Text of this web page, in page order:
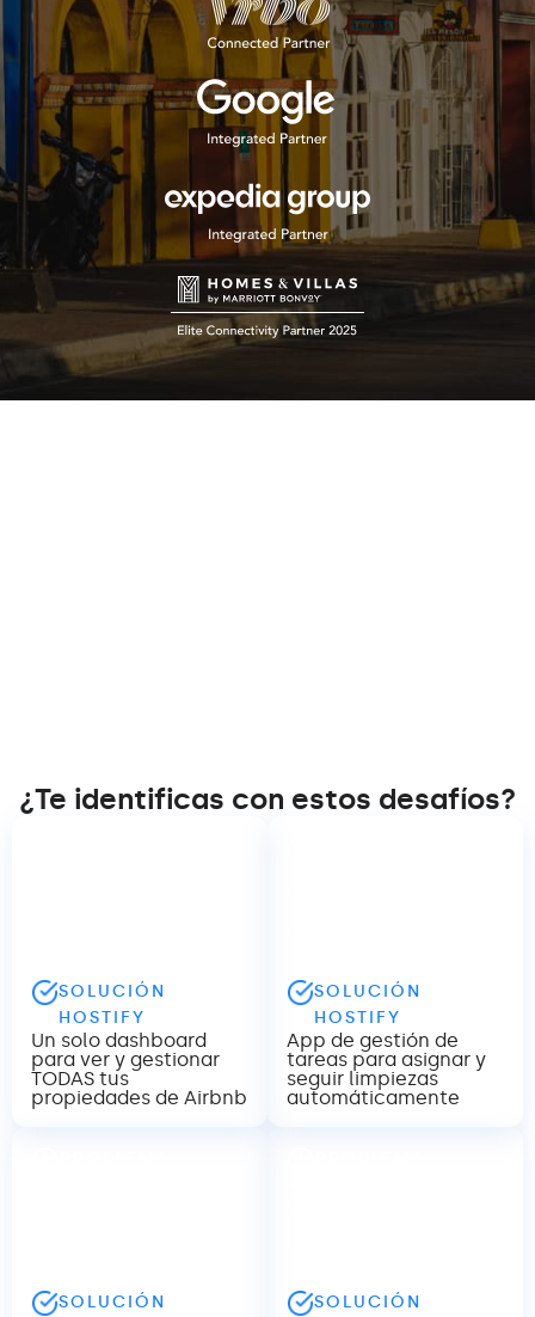
¿Te identificas con estos desafíos?
SOLUCIÓN
HOSTIFY
Un solo dashboard
para ver y gestionar
TODAS tus
propiedades de Airbnb
SOLUCIÓN
HOSTIFY
App de gestión de
tareas para asignar y
seguir limpiezas
automáticamente
SOLUCIÓN
SOLUCIÓN